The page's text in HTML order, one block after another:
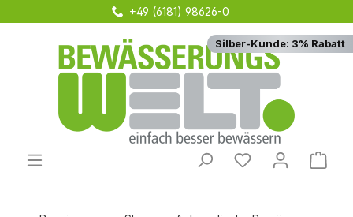
Zum Hauptinhalt springen
Du hast 0
+49 (6181) 98626-0
Silber-Kunde: 3% Rabatt